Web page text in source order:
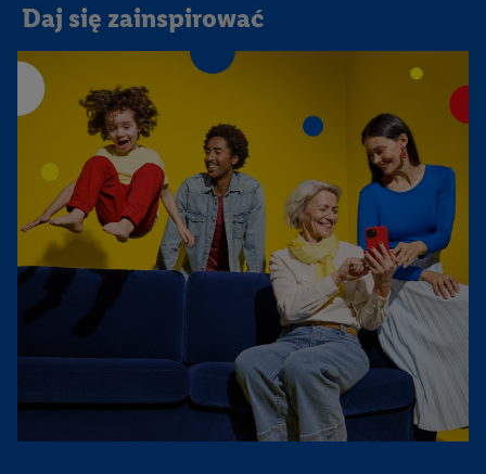
Daj się zainspirować